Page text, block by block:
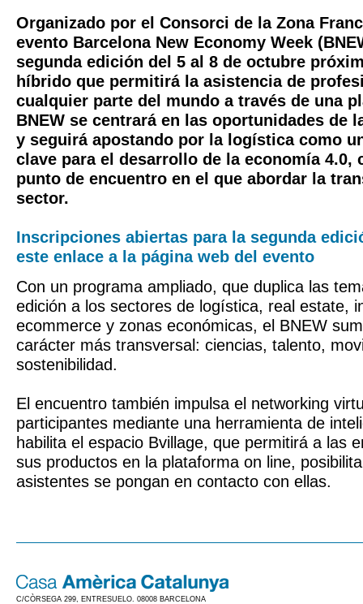
Organizado por el Consorci de la Zona
evento Barcelona New Economy Week
segunda edición del 5 al 8 de octubre
híbrido que permitirá la asistencia de
cualquier parte del mundo a través de una
BNEW se centrará en las oportunidades de
y seguirá apostando por la logística como
clave para el desarrollo de la economía 4.0,
punto de encuentro en el que abordar la
sector.
Inscripciones abiertas para la segunda
este enlace a la página web del evento
Con un programa ampliado, que duplica las
edición a los sectores de logística, real estate,
ecommerce y zonas económicas, el BNEW
carácter más transversal: ciencias, talento,
sostenibilidad.
El encuentro también impulsa el networking
participantes mediante una herramienta de
habilita el espacio Bvillage, que permitirá a las
sus productos en la plataforma on line,
asistentes se pongan en contacto con ellas.
C/CÒRSEGA 299, ENTRESUELO. 08008 BARCELONA